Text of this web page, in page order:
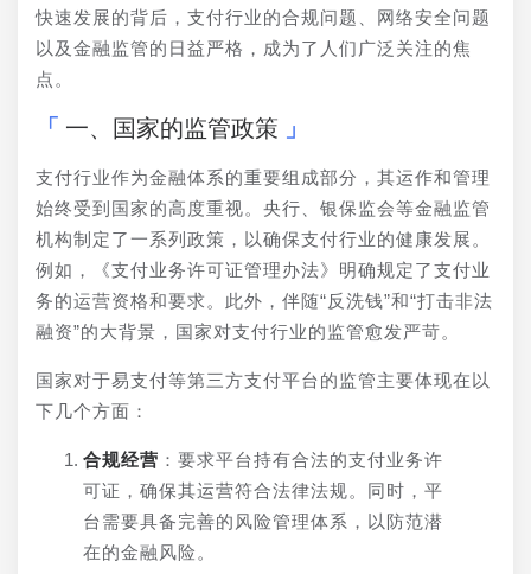
快速发展的背后，支付行业的合规问题、网络安全问题
以及金融监管的日益严格，成为了人们广泛关注的焦
点。
一、国家的监管政策
支付行业作为金融体系的重要组成部分，其运作和管理
始终受到国家的高度重视。央行、银保监会等金融监管
机构制定了一系列政策，以确保支付行业的健康发展。
例如，《支付业务许可证管理办法》明确规定了支付业
务的运营资格和要求。此外，伴随“反洗钱”和“打击非法
融资”的大背景，国家对支付行业的监管愈发严苛。
国家对于易支付等第三方支付平台的监管主要体现在以
下几个方面：
合规经营 ：要求平台持有合法的支付业务许
可证，确保其运营符合法律法规。同时，平
台需要具备完善的风险管理体系，以防范潜
在的金融风险。